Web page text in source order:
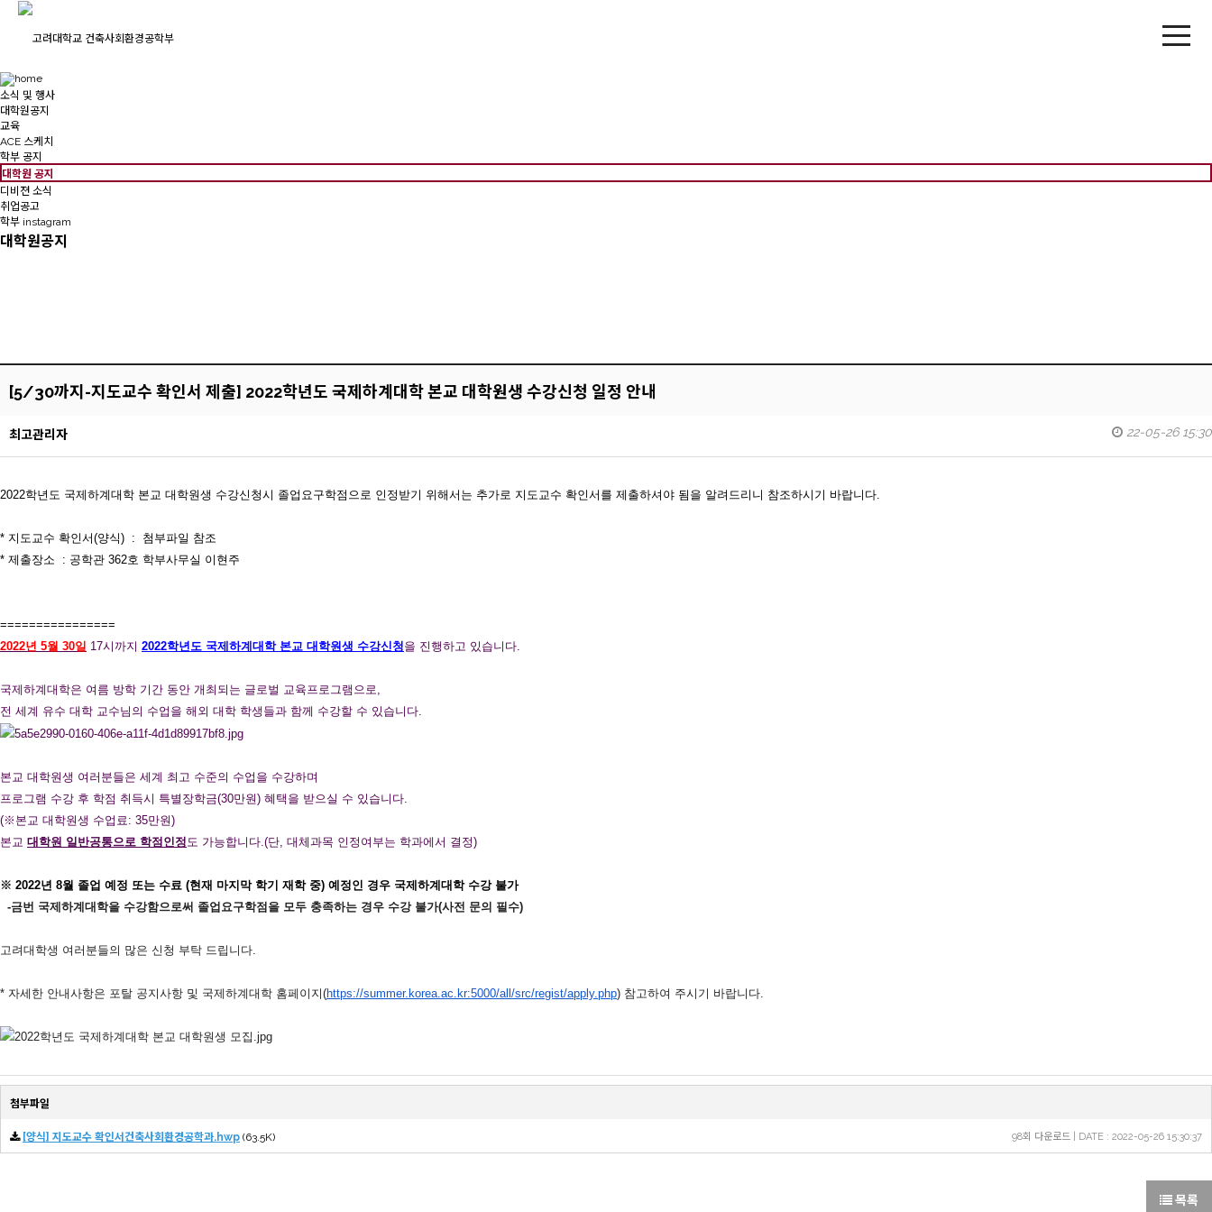
소식 및 행사
대학원공지
교육
ACE 스케치
학부 공지
대학원 공지
디비젼 소식
취업공고
학부 instagram
대학원공지
[5/30까지-지도교수 확인서 제출] 2022학년도 국제하계대학 본교 대학원생 수강신청 일정 안내
최고관리자 22-05-26 15:30
2022학년도 국제하계대학 본교 대학원생 수강신청시 졸업요구학점으로 인정받기 위해서는 추가로 지도교수 확인서를 제출하셔야 됨을 알려드리니 참조하시기 바랍니다.
* 지도교수 확인서(양식) : 첨부파일 참조
* 제출장소 : 공학관 362호 학부사무실 이현주
================
2022년 5월 30일 17시까지 2022학년도 국제하계대학 본교 대학원생 수강신청을 진행하고 있습니다.
국제하계대학은 여름 방학 기간 동안 개최되는 글로벌 교육프로그램으로,
전 세계 유수 대학 교수님의 수업을 해외 대학 학생들과 함께 수강할 수 있습니다.
본교 대학원생 여러분들은 세계 최고 수준의 수업을 수강하며
프로그램 수강 후 학점 취득시 특별장학금(30만원) 혜택을 받으실 수 있습니다.
(※본교 대학원생 수업료: 35만원)
본교 대학원 일반공통으로 학점인정 도 가능합니다.(단, 대체과목 인정여부는 학과에서 결정)
※ 2022년 8월 졸업 예정 또는 수료 (현재 마지막 학기 재학 중) 예정인 경우 국제하계대학 수강 불가
-금번 국제하계대학을 수강함으로써 졸업요구학점을 모두 충족하는 경우 수강 불가(사전 문의 필수)
고려대학생 여러분들의 많은 신청 부탁 드립니다.
* 자세한 안내사항은 포탈 공지사항 및 국제하계대학 홈페이지(https://summer.korea.ac.kr:5000/all/src/regist/apply.php) 참고하여 주시기 바랍니다.
첨부파일
[양식] 지도교수 확인서건축사회환경공학과.hwp (63.5K) 98회 다운로드 | DATE : 2022-05-26 15:30:37
목록